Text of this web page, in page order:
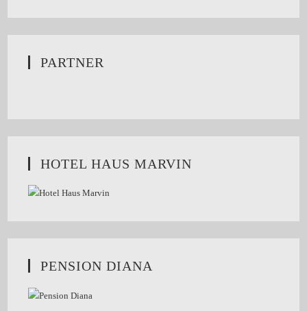
PARTNER
HOTEL HAUS MARVIN
PENSION DIANA